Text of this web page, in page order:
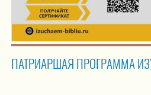
ПАТРИАРШАЯ ПРОГРАММА